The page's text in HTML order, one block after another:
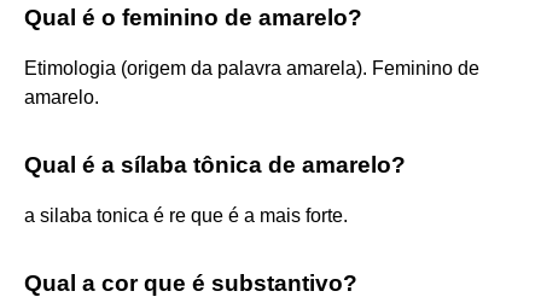
Qual é o feminino de amarelo?
Etimologia (origem da palavra amarela). Feminino de
amarelo.
Qual é a sílaba tônica de amarelo?
a silaba tonica é re que é a mais forte.
Qual a cor que é substantivo?